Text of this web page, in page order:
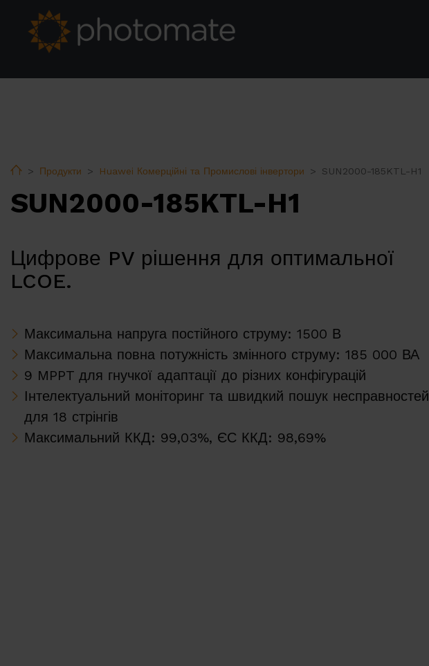
HomeПродукти Huawei Комерційні та Промислові інвертори SUN2000-185KTL-H1
SUN2000-185KTL-H1
Цифрове PV рішення для оптимальної
LCOE.
Максимальна напруга постійного струму: 1500 В
Максимальна повна потужність змінного струму: 185 000 ВА
9 MPPT для гнучкої адаптації до різних конфігурацій
Інтелектуальний моніторинг та швидкий пошук несправностей
для 18 стрінгів
Максимальний ККД: 99,03%, ЄС ККД: 98,69%